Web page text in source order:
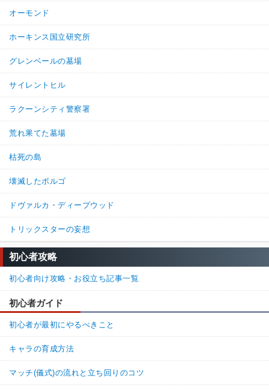
オーモンド
ホーキンス国立研究所
グレンベールの墓場
サイレントヒル
ラクーンシティ警察署
荒れ果てた墓場
枯死の島
壊滅したボルゴ
ドヴァルカ・ディープウッド
トリックスターの妄想
初心者攻略
初心者向け攻略・お役立ち記事一覧
初心者ガイド
初心者が最初にやるべきこと
キャラの育成方法
マッチ(儀式)の流れと立ち回りのコツ